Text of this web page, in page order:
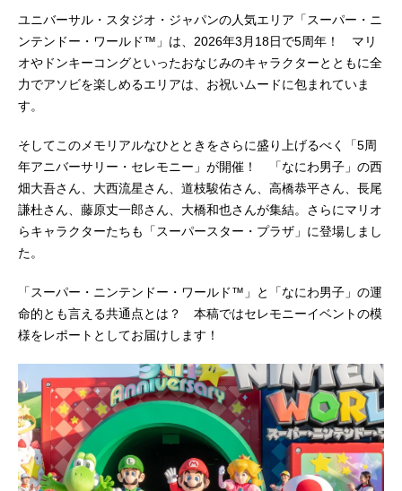
ユニバーサル・スタジオ・ジャパンの人気エリア「スーパー・ニ
ンテンドー・ワールド™」は、2026年3月18日で5周年！ マリ
オやドンキーコングといったおなじみのキャラクターとともに全
力でアソビを楽しめるエリアは、お祝いムードに包まれていま
す。
そしてこのメモリアルなひとときをさらに盛り上げるべく「5周
年アニバーサリー・セレモニー」が開催！ 「なにわ男子」の西
畑大吾さん、大西流星さん、道枝駿佑さん、高橋恭平さん、長尾
謙杜さん、藤原丈一郎さん、大橋和也さんが集結。さらにマリオ
らキャラクターたちも「スーパースター・プラザ」に登場しまし
た。
「スーパー・ニンテンドー・ワールド™」と「なにわ男子」の運
命的とも言える共通点とは？ 本稿ではセレモニーイベントの模
様をレポートとしてお届けします！